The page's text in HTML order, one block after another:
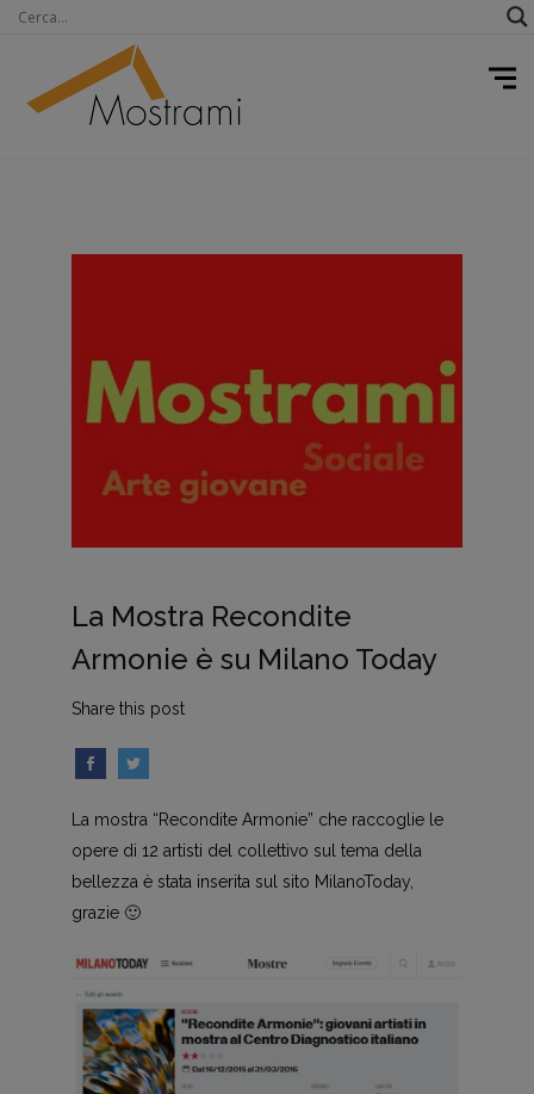
La Mostra Recondite
Armonie è su Milano Today
Share this post
La mostra “Recondite Armonie” che raccoglie le
opere di 12 artisti del collettivo sul tema della
bellezza è stata inserita sul sito MilanoToday,
grazie 🙂